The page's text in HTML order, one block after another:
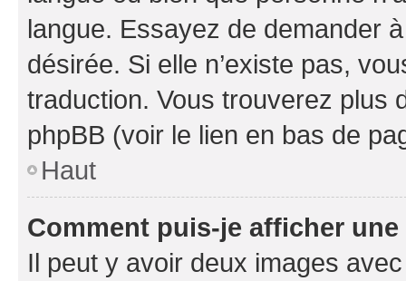
langue. Essayez de demander
désirée. Si elle n’existe pas,
traduction. Vous trouverez plus
phpBB (voir le lien en bas de
Haut
Comment puis-je afficher
Il peut y avoir deux images